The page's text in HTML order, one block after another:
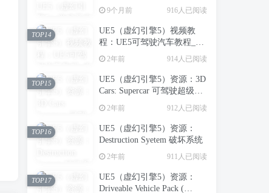
程：虚幻引擎5中创建第一人
称射击游戏_中英字幕
9个月前 916人已阅读
UE5（虚幻引擎5）视频教
程：UE5可驾驶汽车教程_中
文字幕
2年前 914人已阅读
TOP14
UE5（虚幻引擎5）资源：3D
Cars: Supercar 可驾驶超级跑
车
2年前 912人已阅读
TOP15
UE5（虚幻引擎5）资源：
Destruction Syetem 破坏系统
2年前 911人已阅读
TOP16
UE5（虚幻引擎5）资源：
Driveable Vehicle Pack (
TOP17